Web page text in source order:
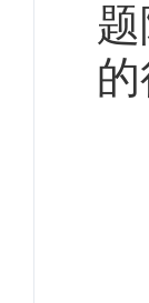
的